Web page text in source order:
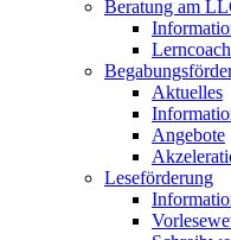
Beratung am
Aktuelles
Angebote
Leseförderung